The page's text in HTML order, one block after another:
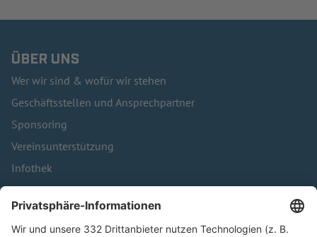
ÜBER UNS
Wer wir sind & wofür wir stehen
Geschäftsstellen und Ansprechpartner
Sponsoring
Vereinsunterstützung
Infothek
Kontakt
HÄUFIG BESUCHTE SEITEN